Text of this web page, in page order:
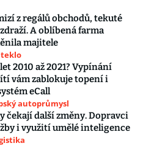
z regálů obchodů, tekuté
A oblíbená farma
majitele
2010 až 2021? Vypínání
vám zablokuje topení i
eCall
autoprůmysl
čekají další změny. Dopravci
i využití umělé inteligence